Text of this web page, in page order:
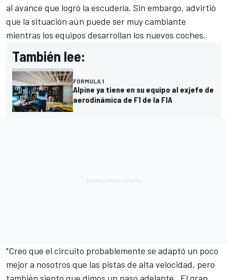
al avance que logró la escudería. Sin embargo, advirtió
que la situación aún puede ser muy cambiante
mientras los equipos desarrollan los nuevos coches.
También lee:
FÓRMULA 1
Alpine ya tiene en su equipo al exjefe de
aerodinámica de F1 de la FIA
"Creo que el circuito probablemente se adaptó un poco
mejor a nosotros que las pistas de alta velocidad, pero